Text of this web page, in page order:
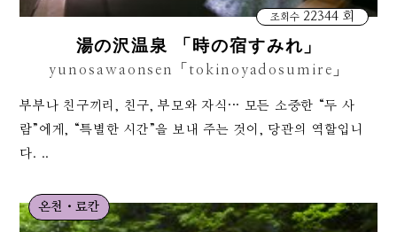
조회수22344 회
湯の沢温泉 「時の宿すみれ」
yunosawaonsen「tokinoyadosumire」
부부나 친구끼리, 친구, 부모와 자식··· 모든 소중한 “두 사
람”에게, “특별한 시간”을 보내 주는 것이, 당관의 역할입니
다. ..
온천・료칸